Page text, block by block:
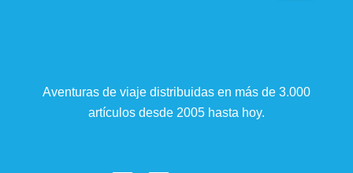
Aventuras de viaje distribuidas en más de 3.000
artículos desde 2005 hasta hoy.